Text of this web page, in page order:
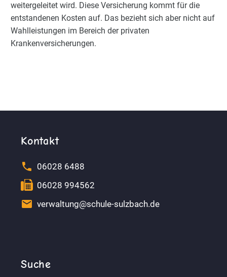
weitergeleitet wird. Diese Versicherung kommt für die
entstandenen Kosten auf. Das bezieht sich aber nicht auf
Wahlleistungen im Bereich der privaten
Krankenversicherungen.
Kontakt

 06028 6488

 06028 994562

 verwaltung@schule-sulzbach.de
Suche